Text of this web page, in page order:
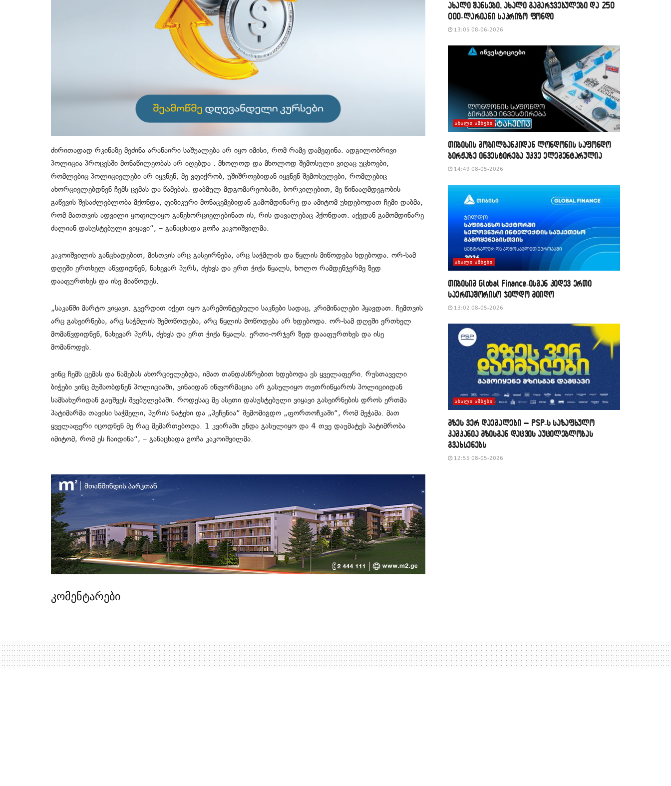
ძირითადად რკინაზე მეძინა არანაირი საშუალება არ იყო იმისი, რომ რამე დამეფინა. ადგილობრივი
პოლიცია პროცესში მონაწილეობას არ იღებდა . მხოლოდ და მხოლოდ შემოსული ვიღაც უცხოები,
რომლებიც პოლიციელები არ იყვნენ, მე ვფიქრობ, უშიშროებიდან იყვნენ შემოსულები, რომლებიც
ახორციელებდნენ ჩემს ცემას და წამებას. დაბმულ მდგომარეობაში, ბორკილებით, მე წინააღმდეგობის
გაწევის შესაძლებლობა მქონდა, ფიზიკური მონაცემებიდან გამომდინარე და ამიტომ უხდებოდათ ჩემი დაბმა,
რომ მათთვის ადვილი ყოფილიყო განეხორციელებინათ ის, რის დავალებაც ჰქონდათ. აქედან გამომდინარე
ძალიან დასუსტებული ვიყავი“, – განაცხადა გოჩა კაკოიშვილმა.
კაკოიშვილის განცხადებით, მისთვის არც გასეირნება, არც საჭმლის და წყლის მიწოდება ხდებოდა. ორ-სამ
დღეში ერთხელ აწვდიდნენ, ნახევარ პურს, ძეხვს და ერთ ჭიქა წყალს, ხოლო რამდენჯერმე ზედ
დააფურთხეს და ისე მიაწოდეს.
„საკანში მარტო ვიყავი. გვერდით იქეთ იყო გარემონტებული საკნები სადაც, კრიმინალები ჰყავდათ. ჩემთვის
არც გასეირნება, არც საჭმლის შემოწოდება, არც წყლის მოწოდება არ ხდებოდა. ორ-სამ დღეში ერთხელ
მომაწვდიდნენ, ნახევარ პურს, ძეხვს და ერთ ჭიქა წყალს. ერთი-ორჯერ ზედ დააფურთხეს და ისე
მომაწოდეს.
ვინც ჩემს ცემას და წამებას ახორციელებდა, იმათ თანდასწრებით ხდებოდა ეს ყველაფერი. რუსთაველი
ბიჭები ვინც მუშაობდნენ პოლიციაში, ვინაიდან ინფორმაცია არ გასულიყო თეთრიწყაროს პოლიციიდან
სამსახურიდან გაუშვეს შვებულებაში. როდესაც მე ასეთი დასუსტებული ვიყავი გასეირნების დროს ერთმა
პატიმარმა თავისი საჭმელი, პურის ნატეხი და „პეჩენია“ შემომიგდო „ფორთოჩკაში“, რომ მეჭამა. მათ
ყველაფერი იცოდნენ მე რაც მემართებოდა. 1 კვირაში უნდა გასულიყო და 4 თვე დაუმატეს პატიმრობა
იმიტომ, რომ ეს ჩაიდინა“, – განაცხადა გოჩა კაკოიშვილმა.
კომენტარები
ახალი შანსები, ახალი გამარჯვებულები და 250
000-ლარიანი საპრიზო ფონდი
13:05 08-06-2026
ᲐᲮᲐᲚᲘ ᲐᲛᲑᲔᲑᲘ
თიბისის მობილბანკიდან ლონდონის საფონდო
ბირჟაზე ინვესტირება უკვე ელემენტარულია
14:49 08-05-2026
ᲐᲮᲐᲚᲘ ᲐᲛᲑᲔᲑᲘ
თიბისიმ Global Finance-ისგან კიდევ ერთი
საერთაშორისო ჯილდო მიიღო
13:02 08-05-2026
ᲐᲮᲐᲚᲘ ᲐᲛᲑᲔᲑᲘ
მზეს ვერ დაემალები – PSP-ს საზაფხულო
კამპანია მზისგან დაცვის აუცილებლობას
გვახსენებს
12:55 08-05-2026